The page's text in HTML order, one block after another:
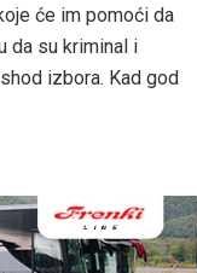
će im pomoći da
da su kriminal i
izbora. Kad god